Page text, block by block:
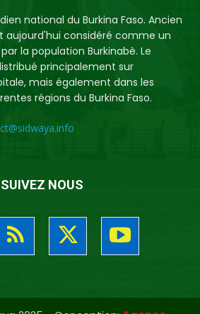
national du Burkina Faso. Ancien
aujourd'hui considéré comme un
la population Burkinabè. Le
principalement sur
mais également dans les
régions du Burkina Faso.
SUIVEZ NOUS